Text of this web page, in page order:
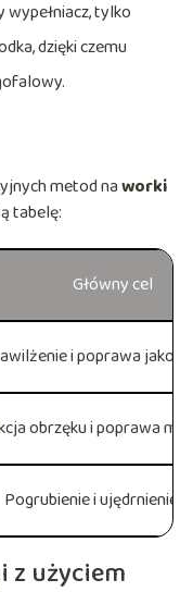
wypełniacz, tylko
dzięki czemu
metod naworki
tabelę:
Główny cel
i poprawa
obrzęku i poprawa
Pogrubienie i ujędrnienie
z użyciem